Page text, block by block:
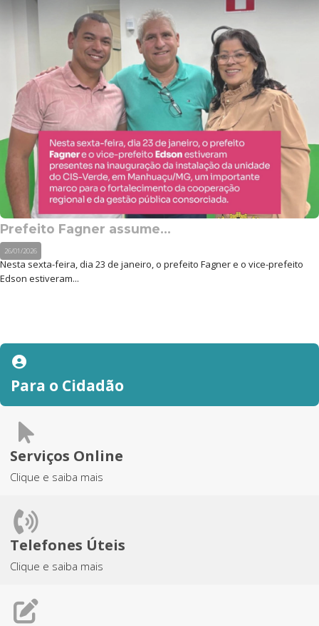
Prefeito Fagner assume...
26/01/2026
Nesta sexta-feira, dia 23 de janeiro, o prefeito Fagner e o vice-prefeito
Edson estiveram...
Para o Cidadão
Serviços Online
Clique e saiba mais
Telefones Úteis
Clique e saiba mais